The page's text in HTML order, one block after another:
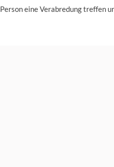
Person eine Verabredung treffen